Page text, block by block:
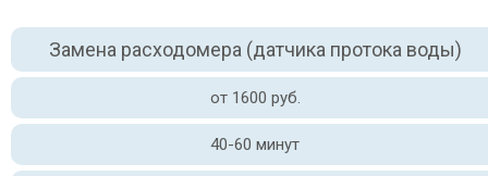
Замена расходомера (датчика протока воды)
от 1600 руб.
40-60 минут